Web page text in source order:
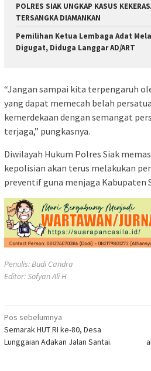
POLRES SIAK UNGKAP KASUS
TERSANGKA DIAMANKAN
Pemilihan Ketua Lembaga Adat
Digugat, Diduga Langgar AD/ART
“Jangan sampai kita terpengaruh
yang dapat memecah belah
kemerdekaan dengan semangat
terjaga,” pungkasnya.
Diwilayah Hukum Polres Siak
kepolisian akan terus melakukan
preventif guna menjaga Kabupaten
Penulis: Budi Candra
Editor: Sofyan Ali H
Navigasi
pos
Pos sebelumnya
Semarak HUT RI ke-80, Desa
Lunggaian Adakan Jalan Santai.